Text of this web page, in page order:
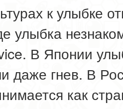
к улыбке
улыбка
В Японии
даже гнев. В
как